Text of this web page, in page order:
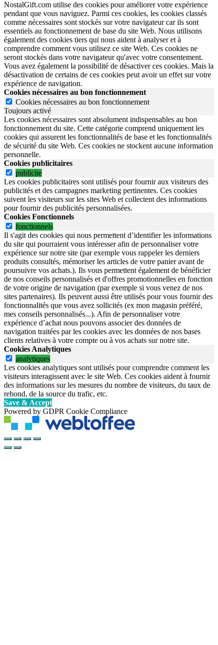
NostalGift.com utilise des cookies pour améliorer votre expérience
pendant que vous naviguez. Parmi ces cookies, les cookies classés
comme nécessaires sont stockés sur votre navigateur car ils sont
essentiels au fonctionnement de base du site Web. Nous utilisons
également des cookies tiers qui nous aident à analyser et à
comprendre comment vous utilisez ce site Web. Ces cookies ne
seront stockés dans votre navigateur qu'avec votre consentement.
Vous avez également la possibilité de désactiver ces cookies. Mais la
désactivation de certains de ces cookies peut avoir un effet sur votre
expérience de navigation.
Cookies nécessaires au bon fonctionnement
Cookies nécessaires au bon fonctionnement
Toujours activé
Les cookies nécessaires sont absolument indispensables au bon
fonctionnement du site. Cette catégorie comprend uniquement les
cookies qui assurent les fonctionnalités de base et les fonctionnalités
de sécurité du site Web. Ces cookies ne stockent aucune information
personnelle.
Cookies publicitaires
publicite
Les cookies publicitaires sont utilisés pour fournir aux visiteurs des
publicités et des campagnes marketing pertinentes. Ces cookies
suivent les visiteurs sur les sites Web et collectent des informations
pour fournir des publicités personnalisées.
Cookies Fonctionnels
fonctionnels
Il s'agit des cookies qui nous permettent d’identifier les informations
du site qui pourraient vous intéresser afin de personnaliser votre
expérience sur notre site (par exemple vous rappeler les derniers
produits consultés, mémoriser les articles de votre panier avant de
poursuivre vos achats.). Ils vous permettent également de bénéficier
de nos conseils personnalisés et d'offres promotionnelles en fonction
de votre origine de navigation (par exemple si vous venez de nos
sites partenaires). Ils peuvent aussi être utilisés pour vous fournir des
fonctionnalités que vous avez sollicités (ex mon magasin préféré,
mes conseils personnalisés...). Afin de personnaliser votre
expérience d’achat nous pouvons associer des données de
navigation traitées par les cookies avec les données de nos bases
clients relatives à votre compte ou à vos achats sur notre site.
Cookies Analytiques
analytiques
Les cookies analytiques sont utilisés pour comprendre comment les
visiteurs interagissent avec le site Web. Ces cookies aident à fournir
des informations sur les mesures du nombre de visiteurs, du taux de
rebond, de la source du trafic, etc.
Save & Accept
Powered by GDPR Cookie Compliance